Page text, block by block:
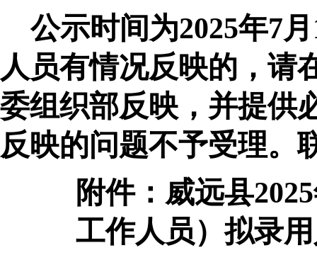
公示时间为2025年7月
人员有情况反映的，请
委组织部反映，并提供
反映的问题不予受理。
附件： 威远县2025
工作人员）拟录